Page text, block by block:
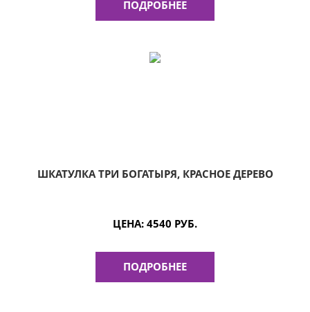
ПОДРОБНЕЕ
ШКАТУЛКА ТРИ БОГАТЫРЯ, КРАСНОЕ ДЕРЕВО
ЦЕНА:4540 РУБ.
ПОДРОБНЕЕ